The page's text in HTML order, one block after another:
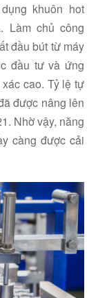
khuôn hot
Làm chủ công
đầu bút từ máy
đầu tư và ứng
cao. Tỷ lệ tự
được nâng lên
Nhờ vậy, năng
càng được cải